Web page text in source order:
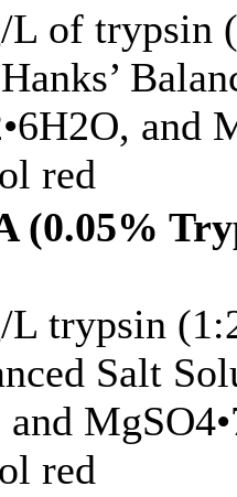
L of trypsin
and
red
(0.05%
L trypsin
Salt
red